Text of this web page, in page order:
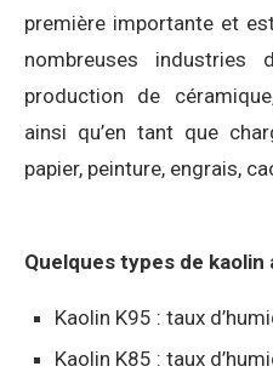
première importante et
nombreuses industries
production de
ainsi qu’en tant que
papier, peinture, engrais,
Quelques types de kaolin
Kaolin K95 : taux
Kaolin K85 : taux